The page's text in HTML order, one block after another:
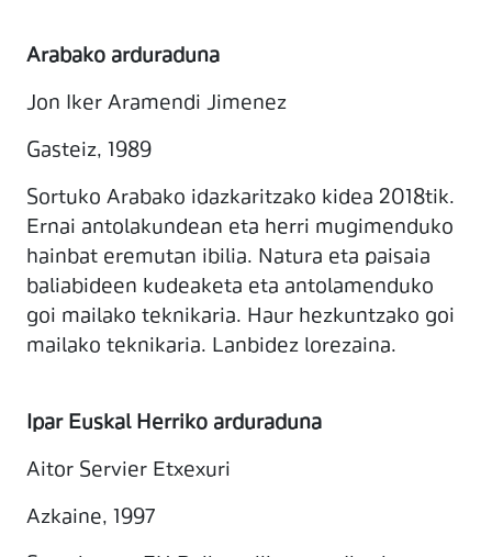
Arabako arduraduna
Jon Iker Aramendi Jimenez
Gasteiz, 1989
Sortuko Arabako idazkaritzako kidea 2018tik.
Ernai antolakundean eta herri mugimenduko
hainbat eremutan ibilia. Natura eta paisaia
baliabideen kudeaketa eta antolamenduko
goi mailako teknikaria. Haur hezkuntzako goi
mailako teknikaria. Lanbidez lorezaina.
Ipar Euskal Herriko arduraduna
Aitor Servier Etxexuri
Azkaine, 1997